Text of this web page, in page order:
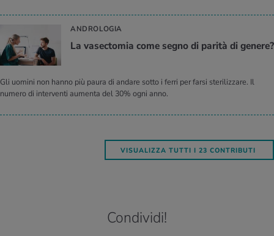
ANDROLOGIA
La va­sec­to­mia come segno di pa­ri­tà di ge­ne­re?
Gli uomini non hanno più paura di andare sotto i ferri per farsi sterilizzare. Il
numero di interventi aumenta del 30% ogni anno.
VISUALIZZA TUTTI I 23 CONTRIBUTI
Condividi!